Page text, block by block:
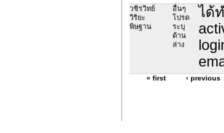
วชิรวิทย์
วิริยะ
พิษฐาน
อื่นๆ
โปรด
ระบุ
ด้าน
ล่าง
ได้
« first ‹ previous